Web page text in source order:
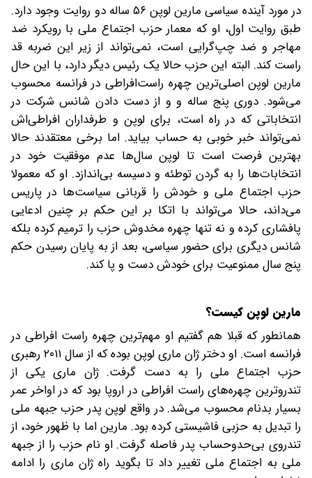
در مورد آینده سیاسی مارین لوپن ۵۶ ساله دو روایت وجود دارد.
طبق روایت اول، او که معمار حزب اجتماع ملی با رویکرد ضد
مهاجر و ضد چپ‌گرایی است، نمی‌تواند از زیر این ضربه قد
راست کند. البته این حزب حالا یک رئیس دیگر دارد، با این حال
مارین لوپن اصلی‌ترین چهره راست‌افراطی در فرانسه محسوب
می‌شود. دوری پنج ساله و و از دست دادن شانس شرکت در
انتخاباتی که در راه است، برای لوپن و طرفداران افراطی‌اش
نمی‌تواند خبر خوبی به حساب بیاید. اما برخی معتقدند حالا
بهترین فرصت است تا لوپن سال‌ها عدم موفقیت خود در
انتخابات‌ها را به گردن توطئه و دسیسه بی‌اندازد. او که معمولا
حزب اجتماع ملی و خودش را قربانی سیاست‌ها در پاریس
می‌داند، حالا می‌تواند با اتکا بر این حکم بر چنین ادعایی
پافشاری کرده و نه تنها چهره مخدوش حزب را ترمیم کرده بلکه
شانس دیگری برای حضور سیاسی، بعد از به پایان رسیدن حکم
پنج سال ممنوعیت برای خودش دست و پا کند.
مارین لوپن کیست؟
همانطور که قبلا هم گفتیم او مهم‌ترین چهره راست افراطی در
فرانسه است. او دختر ژان ماری لوپن بوده که از سال ۲۰۱۱ رهبری
حزب اجتماع ملی را به دست گرفت. ژان ماری یکی از
تندروترین چهره‌های راست افراطی در اروپا بود که در اواخر عمر
بسیار بدنام محسوب می‌شد. در واقع لوپن پدر حزب جبهه ملی
را تبدیل به حزبی فاشیستی کرده بود. مارین اما با ظهور خود، از
تندروی بی‌حدوحساب پدر فاصله گرفت. او نام حزب را از جبهه
ملی به اجتماع ملی تغییر داد تا بگوید راه ژان ماری را ادامه